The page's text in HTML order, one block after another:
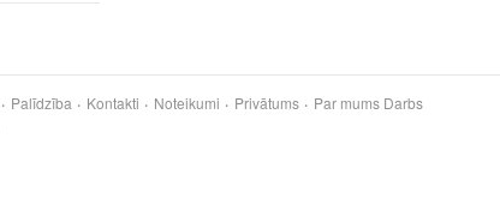
Palīdzība Kontakti Noteikumi Privātums Par mums Darbs